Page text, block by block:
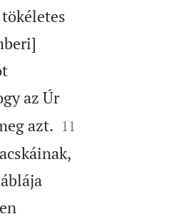
az Úr
azt.
11